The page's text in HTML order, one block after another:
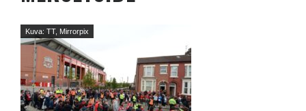
Kuva: TT, Mirrorpix